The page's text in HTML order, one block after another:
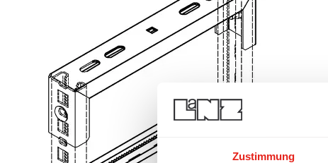
Zustimmung